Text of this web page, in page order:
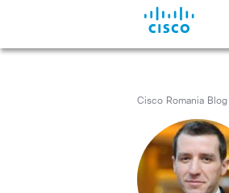
Cisco Romania Blog